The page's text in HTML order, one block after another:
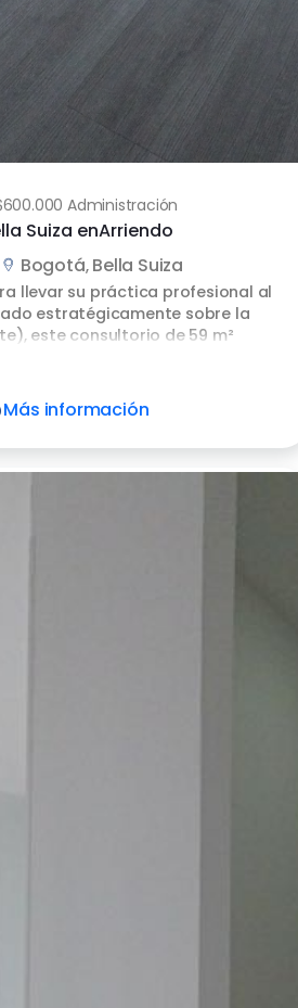
Administración
Suiza enArriendo
Bogotá, Bella Suiza
llevar su práctica profesional al
estratégicamente sobre la
este consultorio de 59 m²
y una ubicación
exclusivamente para
que valoran la imagen
de sus pacientes. el edificio
Más información